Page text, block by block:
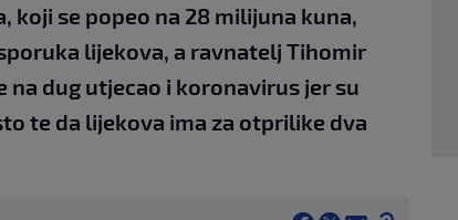
koji se popeo na 28 milijuna kuna,
lijekova, a ravnatelj Tihomir
na dug utjecao i koronavirus jer su
te da lijekova ima za otprilike dva